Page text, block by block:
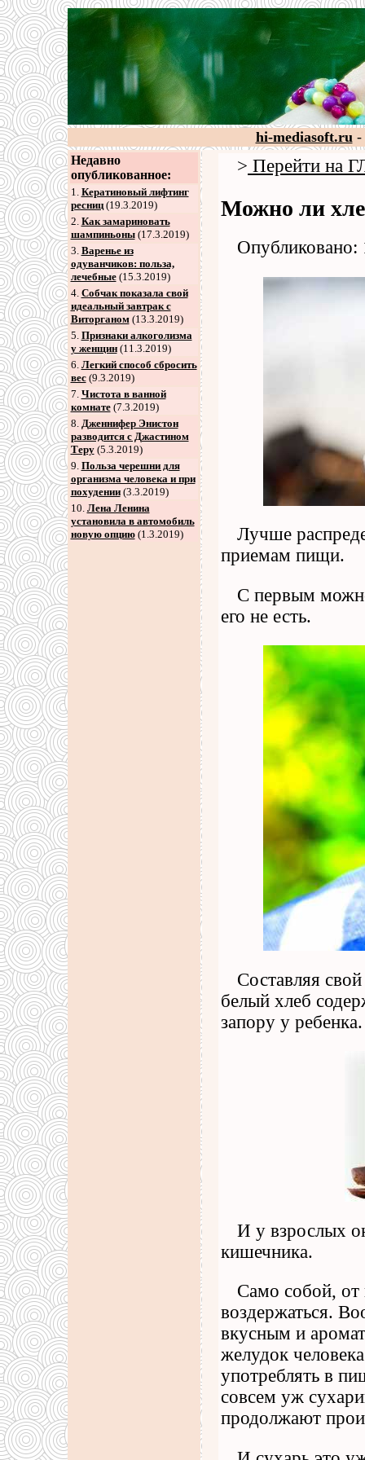
hi-mediasoft.ru-
Недавно
опубликованное:
1. Кератиновый лифтинг
ресниц(19.3.2019)
2. Как замариновать
шампиньоны(17.3.2019)
3. Варенье из
одуванчиков: польза,
лечебные(15.3.2019)
4. Собчак показала свой
идеальный завтрак с
Виторганом(13.3.2019)
5. Признаки алкоголизма
у женщин(11.3.2019)
6. Легкий способ сбросить
вес(9.3.2019)
7. Чистота в ванной
комнате(7.3.2019)
8. Дженнифер Энистон
разводится с Джастином
Теру(5.3.2019)
9. Польза черешни для
организма человека и при
похудении(3.3.2019)
10. Лена Ленина
установила в автомобиль
новую опцию(1.3.2019)
> Перейти на
Можно ли
Опубликовано:
Лучше
приемам пищи.
С первым
его не есть.
Составляя
белый хлеб
запору у ребенка.
И у взрослых
кишечника.
Само собой, от
воздержаться.
вкусным и
желудок
употреблять в
совсем уж
продолжают